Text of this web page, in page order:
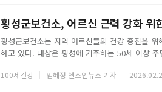
기
형
태
횡성군보건소, 어르신 근력 강화 위
횡성군보건소는 지역 어르신들의 건강 증진을
하고 있다. 대상은 횡성에 거주하는 50세 이상
한다. 참가자들은 링과 세라밴드 등 다양한 도구
100세건강 임혜정 헬스인뉴스 기자